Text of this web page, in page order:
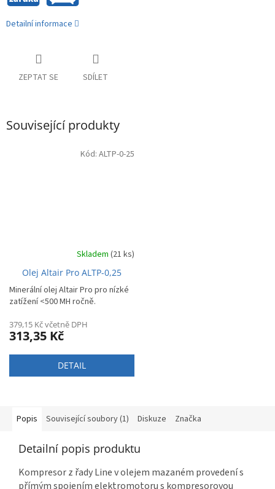
Detailní informace
ZEPTAT SE SDÍLET
Související produkty
Skladem (21 ks)
Olej Altair Pro ALTP-0,25
Minerální olej Altair Pro pro nízké
zatížení <500 MH ročně.
379,15 Kč včetně DPH
313,35 Kč
DETAIL
Kód: ALTP-0-25
Popis Související soubory (1) Diskuze Značka
Detailní popis produktu
Kompresor z řady Line v olejem mazaném provedení s
přímým spojením elektromotoru s kompresorovou